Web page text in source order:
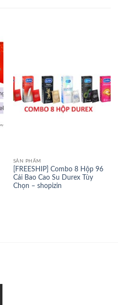
SẢN PHẨM
[FREESHIP] Combo 8 Hộp 96
Cái Bao Cao Su Durex Tùy
Chọn – shopizin